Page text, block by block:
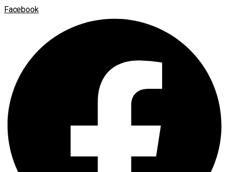
Facebook